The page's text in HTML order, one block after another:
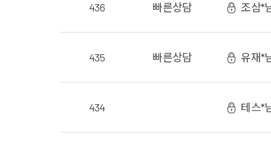
436 빠른상담 조삼*
435 빠른상담 유재*
434 테스*